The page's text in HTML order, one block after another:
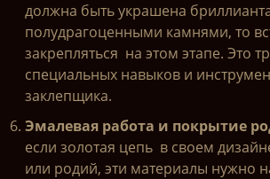
должна быть украшена
полудрагоценными камнями, то
закрепляться на этом этапе. Это
специальных навыков и
заклепщика.
Эмалевая работа и покрытие
если золотая цепь в своем
или родий, эти материалы нужно